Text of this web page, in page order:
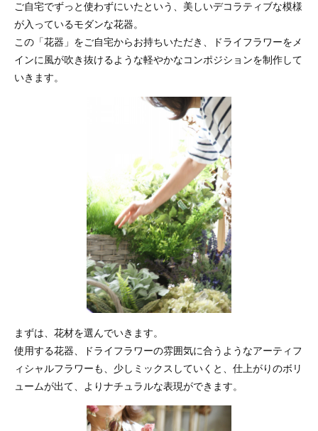
ご自宅でずっと使わずにいたという、美しいデコラティブな模様
が入っているモダンな花器。
この「花器」をご自宅からお持ちいただき、ドライフラワーをメ
インに風が吹き抜けるような軽やかなコンポジションを制作して
いきます。
まずは、花材を選んでいきます。
使用する花器、ドライフラワーの雰囲気に合うようなアーティフ
ィシャルフラワーも、少しミックスしていくと、仕上がりのボリ
ュームが出て、よりナチュラルな表現ができます。